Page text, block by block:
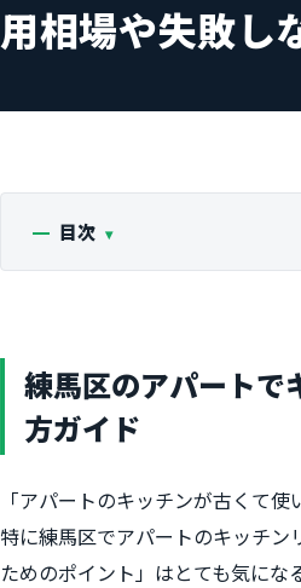
用相場や失敗し
目次
練馬区のアパートで
方ガイド
「アパートのキッチンが古くて
特に練馬区でアパートのキッチ
ためのポイント」はとても気に